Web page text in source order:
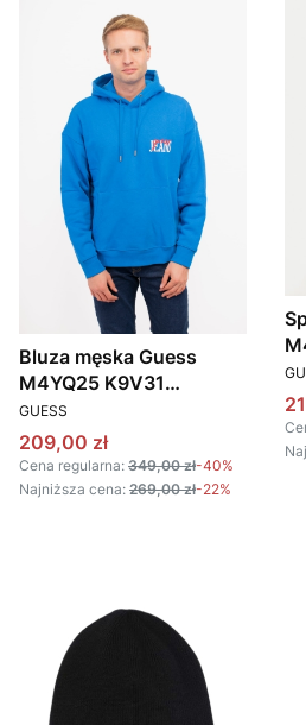
Bluza męska Guess
M4YQ25 K9V31
niebieski
PRODUCENT
GUESS
Cena promocyjna
209,00 zł
Cena regularna: 349,00 zł-40%
Najniższa cena: 269,00 zł-22%